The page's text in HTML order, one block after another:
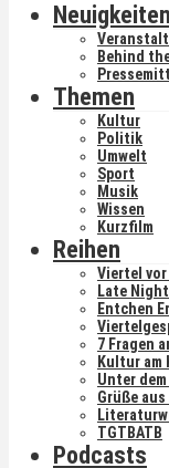
Neuigkeiten
Behind
Themen
Kultur
Politik
Umwelt
Sport
Musik
Wissen
Kurzfilm
Reihen
Viertel vor
Late
Entchen
7 Fragen
Kultur am
Unter
Grüße aus
TGTBATB
Podcasts